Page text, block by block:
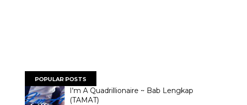
POPULAR POSTS
I'm A Quadrillionaire ~ Bab Lengkap
(TAMAT)